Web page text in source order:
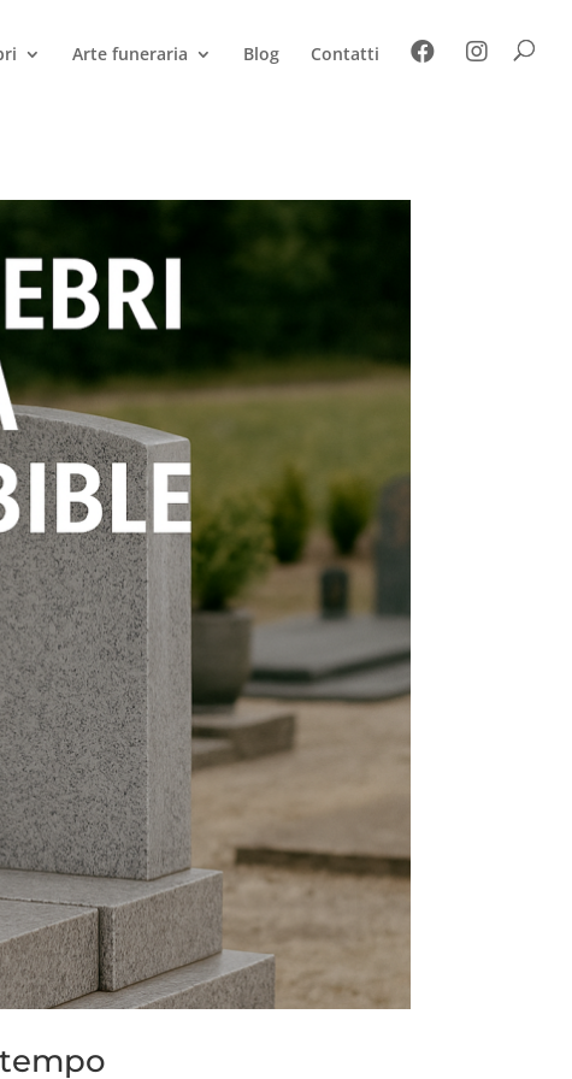
Arte funeraria Blog Contatti